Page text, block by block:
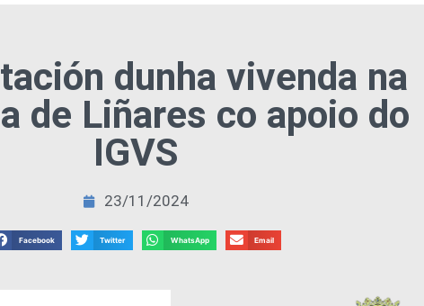
dunha vivenda na
de Liñares co apoio do
IGVS
23/11/2024
Facebook Twitter WhatsApp Email